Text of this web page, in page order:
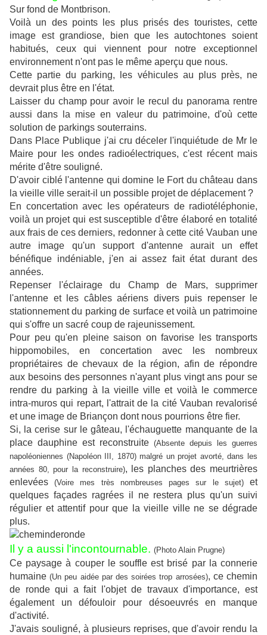
Sur fond de Montbrison.
Voilà un des points les plus prisés des touristes, cette
image est grandiose, bien que les autochtones soient
habitués, ceux qui viennent pour notre exceptionnel
environnement n'ont pas le même aperçu que nous.
Cette partie du parking, les véhicules au plus près, ne
devrait plus être en l'état.
Laisser du champ pour avoir le recul du panorama rentre
aussi dans la mise en valeur du patrimoine, d'où cette
solution de parkings souterrains.
Dans Place Publique j'ai cru déceler l'inquiétude de Mr le
Maire pour les ondes radioélectriques, c'est récent mais
mérite d'être souligné.
D'avoir ciblé l'antenne qui domine le Fort du château dans
la vieille ville serait-il un possible projet de déplacement ?
En concertation avec les opérateurs de radiotéléphonie,
voilà un projet qui est susceptible d'être élaboré en totalité
aux frais de ces derniers, redonner à cette cité Vauban une
autre image qu'un support d'antenne aurait un effet
bénéfique indéniable, j'en ai assez fait état durant des
années.
Repenser l'éclairage du Champ de Mars, supprimer
l'antenne et les câbles aériens divers puis repenser le
stationnement du parking de surface et voilà un patrimoine
qui s'offre un sacré coup de rajeunissement.
Pour peu qu'en pleine saison on favorise les transports
hippomobiles, en concertation avec les nombreux
propriétaires de chevaux de la région, afin de répondre
aux besoins des personnes n'ayant plus vingt ans pour se
rendre du parking à la vieille ville et voilà le commerce
intra-muros qui repart, l'attrait de la cité Vauban revalorisé
et une image de Briançon dont nous pourrions être fier.
Si, la cerise sur le gâteau, l'échauguette manquante de la
place dauphine est reconstruite (Absente depuis les guerres
napoléoniennes (Napoléon III, 1870) malgré un projet avorté, dans les
années 80, pour la reconstruire), les planches des meurtrières
enlevées(Voire mes très nombreuses pages sur le sujet)et
quelques façades ragrées il ne restera plus qu'un suivi
régulier et attentif pour que la vieille ville ne se dégrade
plus.
Il y a aussi l'incontournable. (Photo Alain Prugne)
Ce paysage à couper le souffle est brisé par la connerie
humaine(Un peu aidée par des soirées trop arrosées), ce chemin
de ronde qui a fait l'objet de travaux d'importance, est
également un défouloir pour désoeuvrés en manque
d'activité.
J'avais souligné, à plusieurs reprises, que d'avoir rendu la